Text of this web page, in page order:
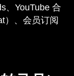
、YouTube 合
）、会员订阅